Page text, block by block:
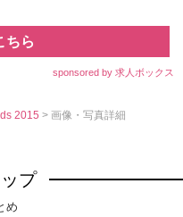
ちら
sponsored by 求人ボックス
2015> 画像・写真詳細
プ
め